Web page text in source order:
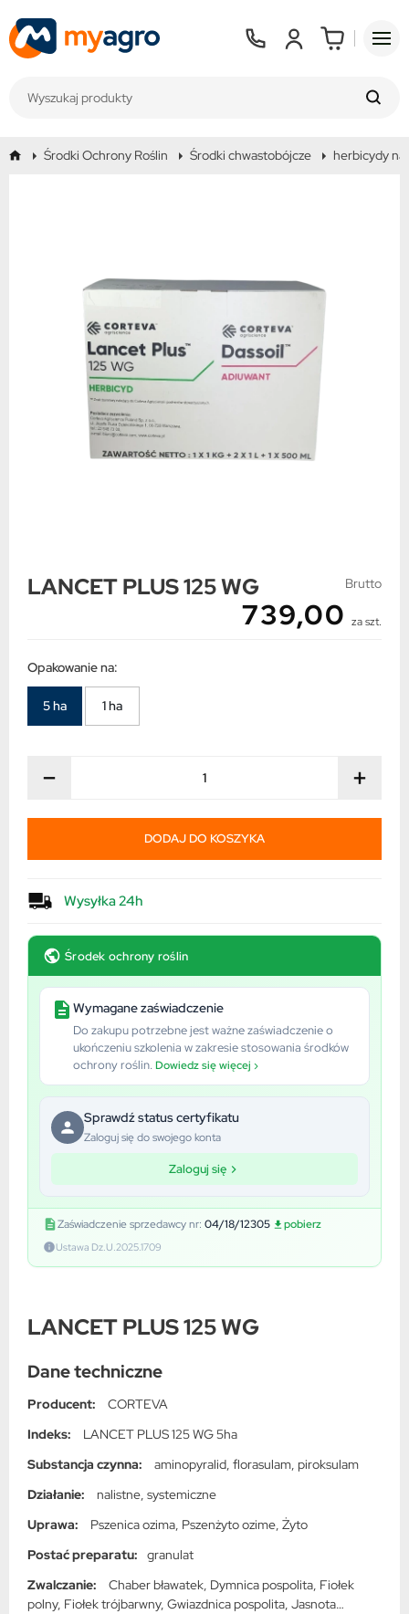
Środki Ochrony Roślin Środki chwastobójcze herbicydy na
LANCET PLUS 125 WG
Dane techniczne
Producent:
CORTEVA
Indeks:
LANCET PLUS 125 WG 5ha
Substancja czynna:
aminopyralid, florasulam, piroksulam
Działanie:
nalistne, systemiczne
Uprawa:
Pszenica ozima, Pszenżyto ozime, Żyto
Postać preparatu:
granulat
Zwalczanie:
polny, Fiołek trójbarwny, Gwiazdnica pospolita, Jasnota
LANCET PLUS 125 WG Brutto
739,00 za szt.
Opakowanie na:
5 ha 1 ha
− +
DODAJ DO KOSZYKA
Wysyłka 24h
Środek ochrony roślin
Wymagane zaświadczenie
Do zakupu potrzebne jest ważne zaświadczenie o
ukończeniu szkolenia w zakresie stosowania środków
ochrony roślin.Dowiedz się więcej ›
Sprawdź status certyfikatu
Zaloguj się do swojego konta
Zaloguj się
Zaświadczenie sprzedawcy nr: 04/18/12305 pobierz
Ustawa Dz.U.2025.1709